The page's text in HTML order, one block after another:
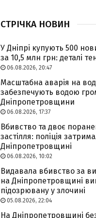
СТРІЧКА НОВИН
У Дніпрі купують 500
за 10,5 млн грн: деталі
06.08.2026, 20:47
Масштабна аварія на
забезпечують водою
Дніпропетровщини
06.08.2026, 17:37
Вбивство та двоє
застілля: поліція
Дніпропетровщині
06.08.2026, 10:02
Видавала вбивство за
на Дніпропетровщині
підозрювану у злочині
05.08.2026, 22:04
На Дніпропетровщині